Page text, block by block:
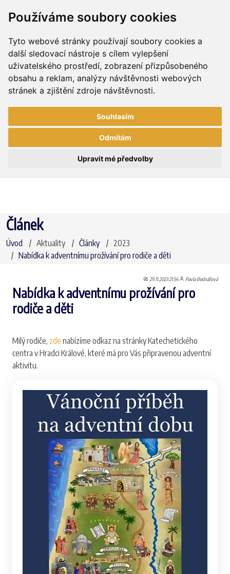
Používáme soubory cookies
Tyto webové stránky používají soubory cookies a
další sledovací nástroje s cílem vylepšení
uživatelského prostředí, zobrazení přizpůsobeného
obsahu a reklam, analýzy návštěvnosti webových
stránek a zjištění zdroje návštěvnosti.
Souhlasím
Odmítám
Upravit mé předvolby
Článek
Úvod Aktuality Články
2023
Nabídka k adventnímu prožívání pro rodiče a děti
29.11.2023 21:54 Pavla Bednářová
Nabídka k adventnímu prožívání pro
rodiče a děti
Milý rodiče, zde nabízíme odkaz na stránky Katechetického
centra v Hradci Králové, které má pro Vás připravenou adventní
aktivitu.